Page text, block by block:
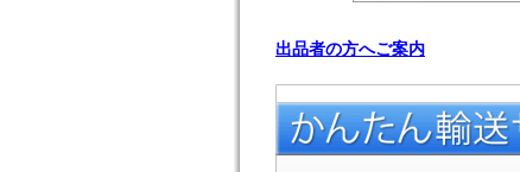
出品者の方へご案内